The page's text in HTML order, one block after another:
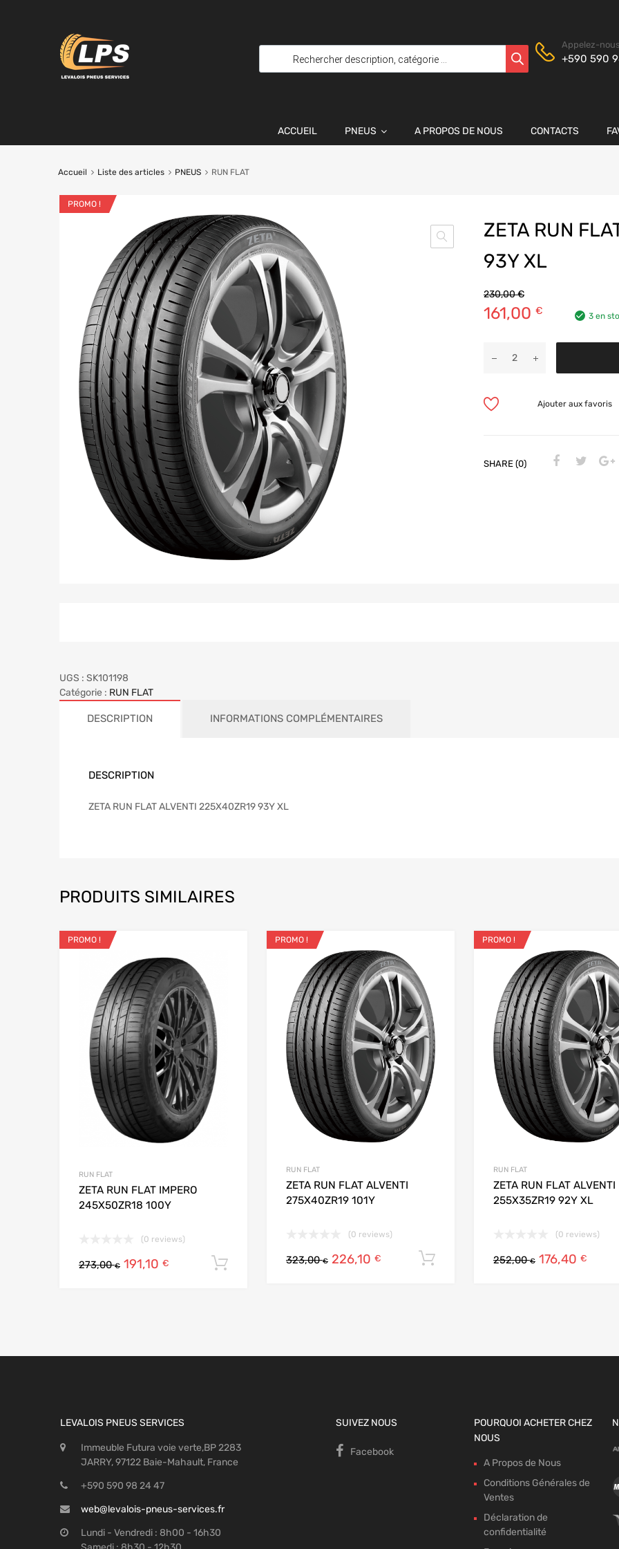
Appelez-
+590 590
ACCUEIL PNEUS A PROPOS DE NOUS CONTACTS
Accueil Liste des articles PNEUS RUN FLAT
PROMO !
ZETA RUN
93Y XL
230,00€
161,00 € 3 en
Ajouter aux favoris
SHARE (0)
UGS : SK101198
Catégorie : RUN FLAT
DESCRIPTION INFORMATIONS COMPLÉMENTAIRES
DESCRIPTION
ZETA RUN FLAT ALVENTI 225X40ZR19 93Y XL
PRODUITS SIMILAIRES
PROMO !
Add to Compare
RUN FLAT
ZETA RUN FLAT IMPERO
245X50ZR18 100Y
(0 reviews)
273,00€ 191,10€ Ajouter au panier
PROMO !
Add to Compare
RUN FLAT
ZETA RUN FLAT ALVENTI
275X40ZR19 101Y
(0 reviews)
323,00€ 226,10 € Ajouter au panier
PROMO !
RUN FLAT
ZETA RUN FLAT ALVENTI
255X35ZR19 92Y XL
(0 reviews)
252,00€ 176,40 €
LEVALOIS PNEUS SERVICES
Immeuble Futura voie verte,BP 2283
JARRY, 97122 Baie-Mahault, France
+590 590 98 24 47
web@levalois-pneus-services.fr
Lundi - Vendredi : 8h00 - 16h30
SUIVEZ NOUS
Facebook
POURQUOI ACHETER CHEZ
NOUS
A Propos de Nous
Conditions Générales de
Ventes
Déclaration de
confidentialité